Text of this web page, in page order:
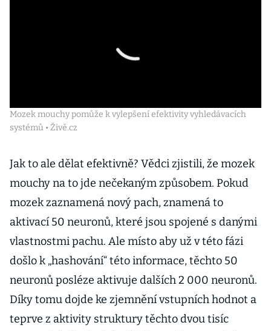
Mozek mouchy pomůže k vylepšení efektivity vyhledávacích
systémů • Živě.cz
Jak to ale dělat efektivně? Vědci zjistili, že mozek
mouchy na to jde nečekaným způsobem. Pokud
mozek zaznamená nový pach, znamená to
aktivací 50 neuronů, které jsou spojené s danými
vlastnostmi pachu. Ale místo aby už v této fázi
došlo k „hashování“ této informace, těchto 50
neuronů posléze aktivuje dalších 2 000 neuronů.
Díky tomu dojde ke zjemnění vstupních hodnot a
teprve z aktivity struktury těchto dvou tisíc